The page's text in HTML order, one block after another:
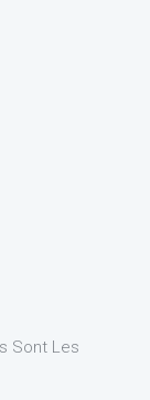
Sont Les